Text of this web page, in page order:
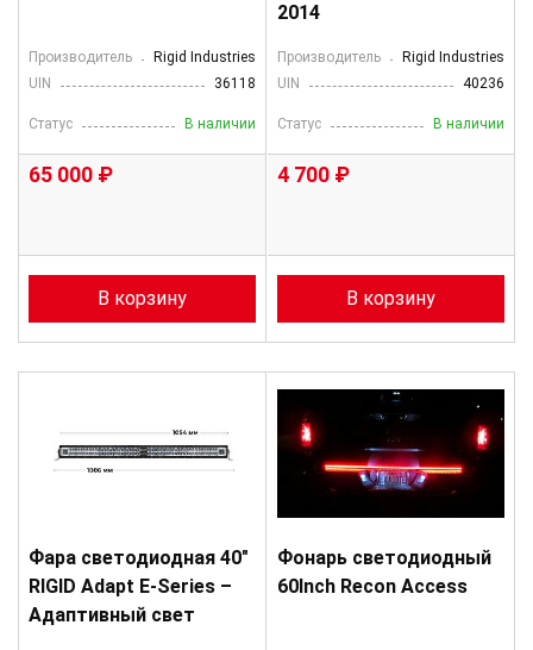
Производитель
Rigid Industries
UIN
36118
Статус В наличии
65 000 ₽
В корзину
2014
Производитель
Rigid Industries
UIN
40236
Статус В наличии
4 700 ₽
В корзину
Фара светодиодная 40″
RIGID Adapt E-Series –
Адаптивный свет
Фонарь светодиодный
60Inch Recon Access